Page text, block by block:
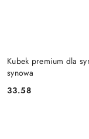
Kubek premium dla
synowa
Cena:
33.58